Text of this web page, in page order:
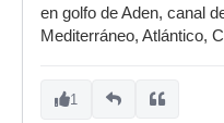
en golfo de Aden, canal
Mediterráneo, Atlántico,
1